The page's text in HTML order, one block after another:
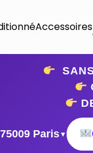
Accessoires
Paris▼